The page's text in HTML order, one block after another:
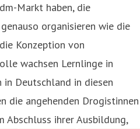
Markt haben, die
organisieren wie die
Konzeption von
wachsen Lernlinge in
Deutschland in diesen
die angehenden Drogistinnen
Abschluss ihrer Ausbildung,